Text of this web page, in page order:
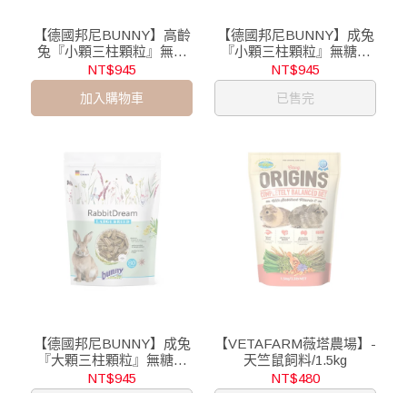
【德國邦尼BUNNY】高齡
兔『小顆三柱顆粒』無糖
配方/1.5kg
NT$945
加入購物車
【德國邦尼BUNNY】成兔
『小顆三柱顆粒』無糖蔬
菜配方/1.5kg
NT$945
已售完
【德國邦尼BUNNY】成兔
『大顆三柱顆粒』無糖配
方/1.5kg
NT$945
【VETAFARM薇塔農場】-
天竺鼠飼料/1.5kg
NT$480